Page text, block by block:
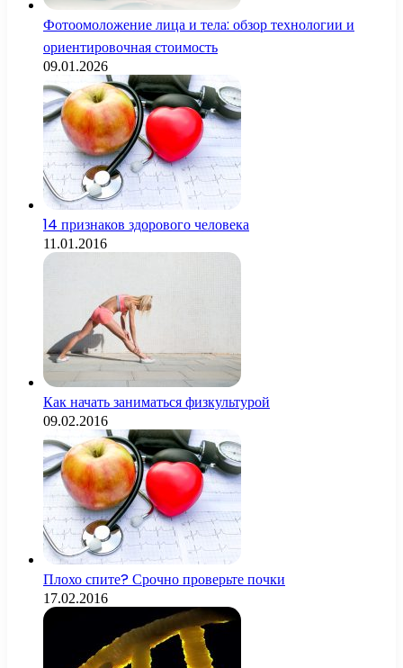
Фотоомоложение лица и тела: обзор технологии и
ориентировочная стоимость
09.01.2026
14 признаков здорового человека
11.01.2016
Как начать заниматься физкультурой
09.02.2016
Плохо спите? Срочно проверьте почки
17.02.2016